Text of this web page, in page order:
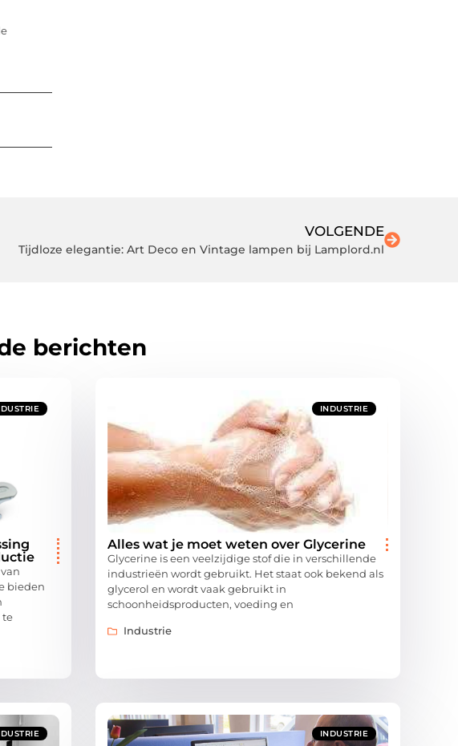
VOLGENDE
Tijdloze elegantie: Art Deco en Vintage lampen bij Lamplord.nl
berichten
bieden
te
INDUSTRIE
Alles wat je moet weten over Glycerine
Glycerine is een veelzijdige stof die in verschillende
industrieën wordt gebruikt. Het staat ook bekend als
glycerol en wordt vaak gebruikt in
schoonheidsproducten, voeding en
Industrie
INDUSTRIE